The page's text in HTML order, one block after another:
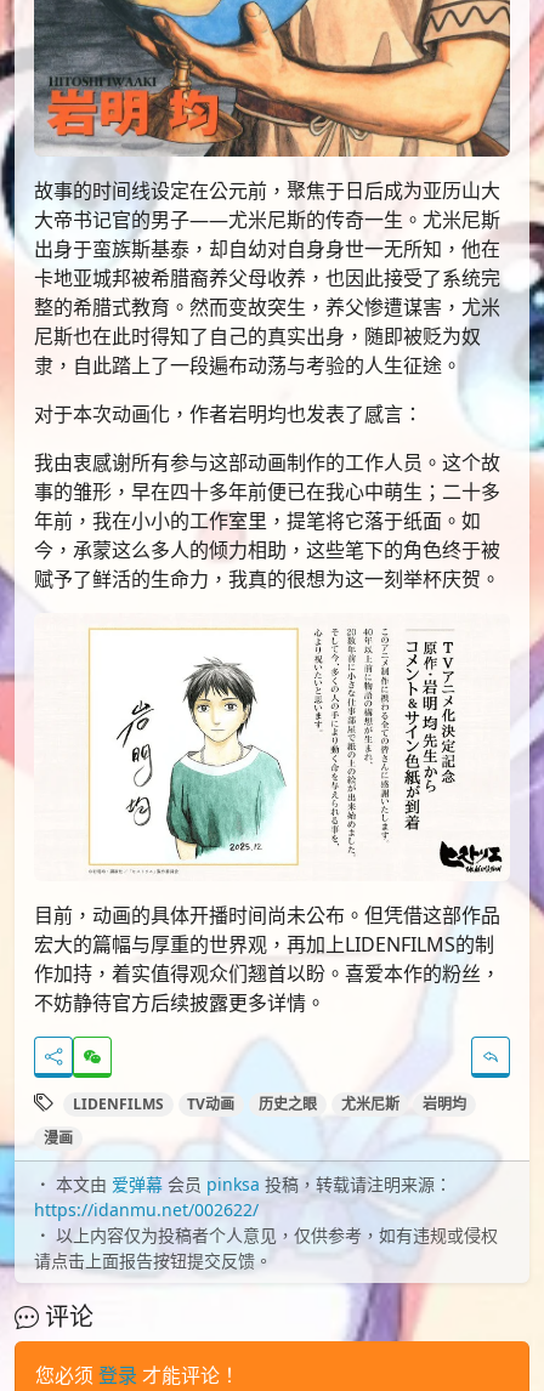
故事的时间线设定在公元前，聚焦于日后成为亚历山大
大帝书记官的男子——尤米尼斯的传奇一生。尤米尼斯
出身于蛮族斯基泰，却自幼对自身身世一无所知，他在
卡地亚城邦被希腊裔养父母收养，也因此接受了系统完
整的希腊式教育。然而变故突生，养父惨遭谋害，尤米
尼斯也在此时得知了自己的真实出身，随即被贬为奴
隶，自此踏上了一段遍布动荡与考验的人生征途。
对于本次动画化，作者岩明均也发表了感言：
我由衷感谢所有参与这部动画制作的工作人员。这个故
事的雏形，早在四十多年前便已在我心中萌生；二十多
年前，我在小小的工作室里，提笔将它落于纸面。如
今，承蒙这么多人的倾力相助，这些笔下的角色终于被
赋予了鲜活的生命力，我真的很想为这一刻举杯庆贺。
目前，动画的具体开播时间尚未公布。但凭借这部作品
宏大的篇幅与厚重的世界观，再加上LIDENFILMS的制
作加持，着实值得观众们翘首以盼。喜爱本作的粉丝，
不妨静待官方后续披露更多详情。
LIDENFILMS TV动画 历史之眼 尤米尼斯
岩明均
漫画
本文由 爱弹幕 会员 pinksa 投稿，转载请注明来源：
https://idanmu.net/002622/
以上内容仅为投稿者个人意见，仅供参考，如有违规或侵权
请点击上面报告按钮提交反馈。
评论
您必须 登录 才能评论！